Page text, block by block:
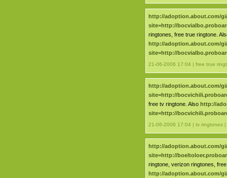
http://adoption.about.com/
site=http://
ringtones, free true ringtone.
http://adoption.about.com/
site=http://
21-06-2006 17:04 | free true
http://adoption.about.com/
site=http://
free tv ringtone. Also http://
site=http://
21-06-2006 17:04 | tv ringtones |
http://adoption.about.com/
site=http://
ringtone, verizon ringtones,
http://adoption.about.com/